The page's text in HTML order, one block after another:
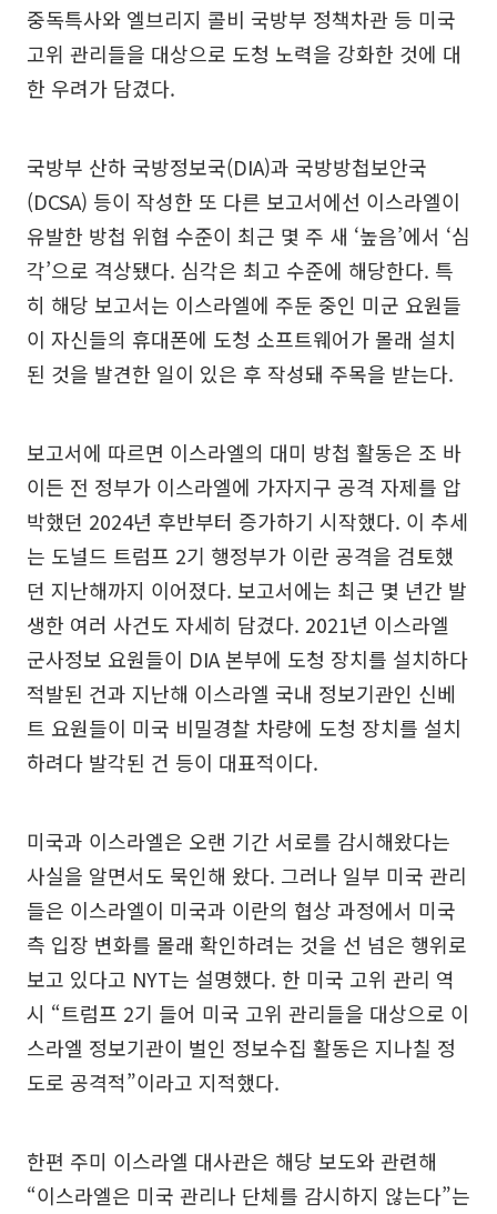
중독특사와 엘브리지 콜비 국방부 정책차관 등 미국
고위 관리들을 대상으로 도청 노력을 강화한 것에 대
한 우려가 담겼다.
국방부 산하 국방정보국(DIA)과 국방방첩보안국
(DCSA) 등이 작성한 또 다른 보고서에선 이스라엘이
유발한 방첩 위협 수준이 최근 몇 주 새 ‘높음’에서 ‘심
각’으로 격상됐다. 심각은 최고 수준에 해당한다. 특
히 해당 보고서는 이스라엘에 주둔 중인 미군 요원들
이 자신들의 휴대폰에 도청 소프트웨어가 몰래 설치
된 것을 발견한 일이 있은 후 작성돼 주목을 받는다.
보고서에 따르면 이스라엘의 대미 방첩 활동은 조 바
이든 전 정부가 이스라엘에 가자지구 공격 자제를 압
박했던 2024년 후반부터 증가하기 시작했다. 이 추세
는 도널드 트럼프 2기 행정부가 이란 공격을 검토했
던 지난해까지 이어졌다. 보고서에는 최근 몇 년간 발
생한 여러 사건도 자세히 담겼다. 2021년 이스라엘
군사정보 요원들이 DIA 본부에 도청 장치를 설치하다
적발된 건과 지난해 이스라엘 국내 정보기관인 신베
트 요원들이 미국 비밀경찰 차량에 도청 장치를 설치
하려다 발각된 건 등이 대표적이다.
미국과 이스라엘은 오랜 기간 서로를 감시해왔다는
사실을 알면서도 묵인해 왔다. 그러나 일부 미국 관리
들은 이스라엘이 미국과 이란의 협상 과정에서 미국
측 입장 변화를 몰래 확인하려는 것을 선 넘은 행위로
보고 있다고 NYT는 설명했다. 한 미국 고위 관리 역
시 “트럼프 2기 들어 미국 고위 관리들을 대상으로 이
스라엘 정보기관이 벌인 정보수집 활동은 지나칠 정
도로 공격적”이라고 지적했다.
한편 주미 이스라엘 대사관은 해당 보도와 관련해
“이스라엘은 미국 관리나 단체를 감시하지 않는다”는